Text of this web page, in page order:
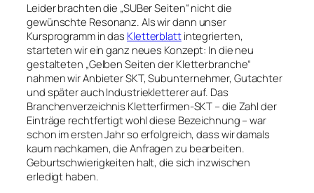
Leider brachten die „SUBer Seiten“ nicht die
gewünschte Resonanz. Als wir dann unser
Kursprogramm in das Kletterblattintegrierten,
starteten wir ein ganz neues Konzept: In die neu
gestalteten „Gelben Seiten der Kletterbranche“
nahmen wir Anbieter SKT, Subunternehmer, Gutachter
und später auch Industriekletterer auf. Das
Branchenverzeichnis Kletterfirmen-SKT – die Zahl der
Einträge rechtfertigt wohl diese Bezeichnung – war
schon im ersten Jahr so erfolgreich, dass wir damals
kaum nachkamen, die Anfragen zu bearbeiten.
Geburtschwierigkeiten halt, die sich inzwischen
erledigt haben.